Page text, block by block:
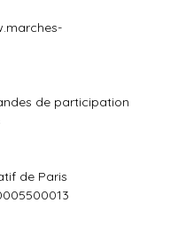
de participation
de Paris